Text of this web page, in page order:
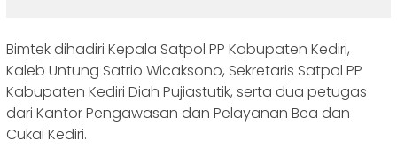
Bimtek dihadiri Kepala Satpol PP Kabupaten Kediri,
Kaleb Untung Satrio Wicaksono, Sekretaris Satpol PP
Kabupaten Kediri Diah Pujiastutik, serta dua petugas
dari Kantor Pengawasan dan Pelayanan Bea dan
Cukai Kediri.